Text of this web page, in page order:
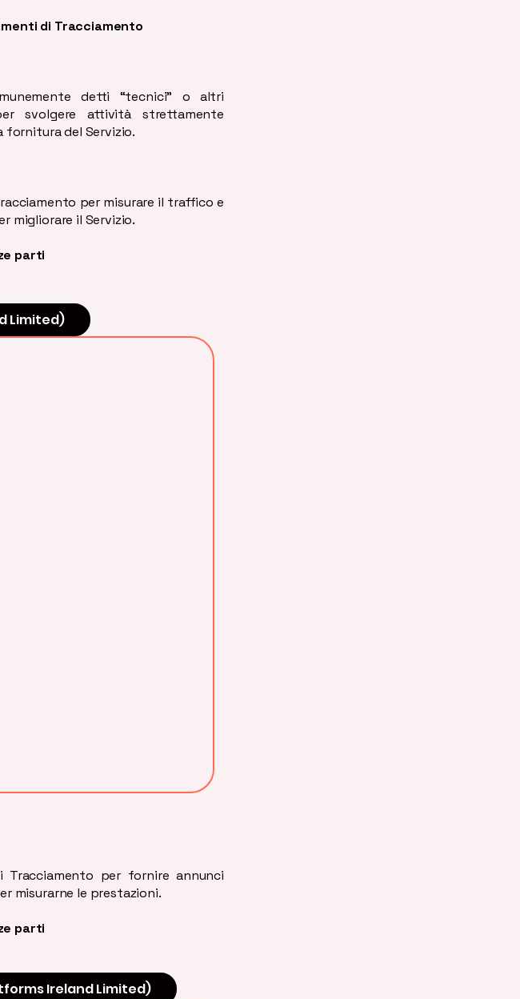
di Tracciamento
detti “tecnici” o altri
svolgere attività strettamente
fornitura del Servizio.
per misurare il traffico e
migliorare il Servizio.
parti
Limited)
Tracciamento per fornire annunci
misurarne le prestazioni.
parti
Ireland Limited)